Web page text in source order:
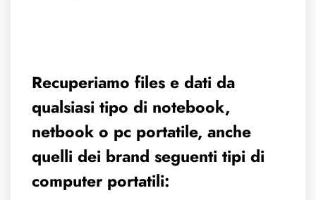
Recuperiamo files e dati da
qualsiasi tipo di notebook,
netbook o pc portatile, anche
quelli dei brand seguenti tipi di
computer portatili: